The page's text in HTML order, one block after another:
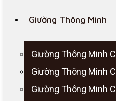
Giường Thông Minh
Giường Thông Minh
Giường Thông Minh
Giường Thông Minh